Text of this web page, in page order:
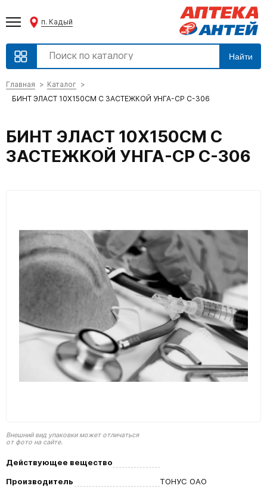
п. Кадый
Найти
Главная
Каталог
БИНТ ЭЛАСТ 10X150СМ С ЗАСТЕЖКОЙ УНГА-СР С-306
БИНТ ЭЛАСТ 10X150СМ С
ЗАСТЕЖКОЙ УНГА-СР С-306
Внешний вид упаковки может отличаться
от фото на сайте.
Действующее вещество
Производитель
ТОНУС ОАО